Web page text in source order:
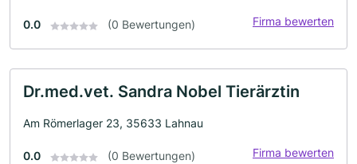
0.0 (0 Bewertungen) Firma bewerten
Dr.med.vet. Sandra Nobel Tierärztin
Am Römerlager 23, 35633 Lahnau
0.0 (0 Bewertungen) Firma bewerten